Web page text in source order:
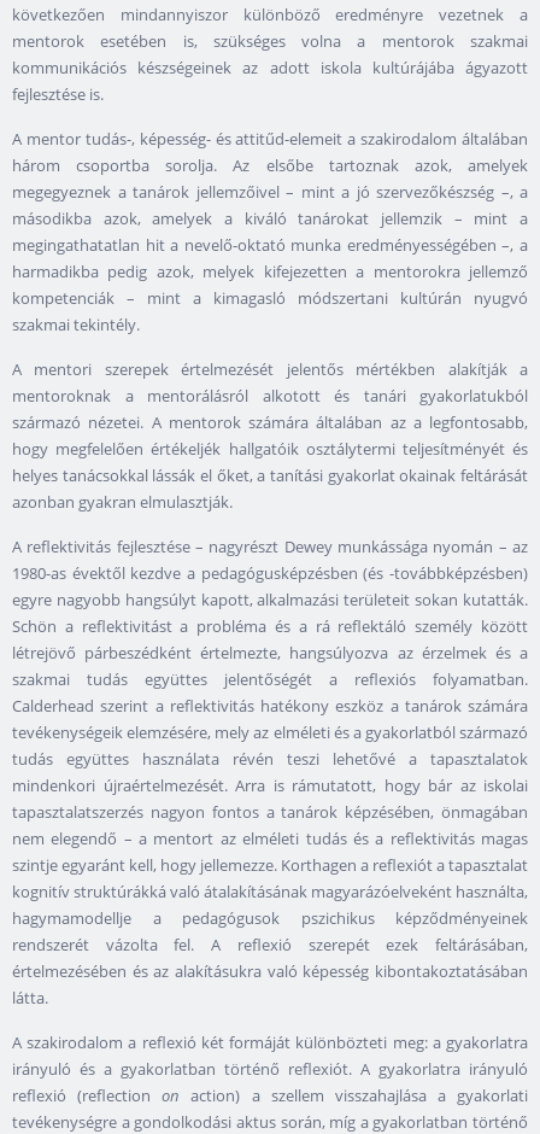
következően mindannyiszor különböző eredményre vezetnek a
mentorok esetében is, szükséges volna a mentorok szakmai
kommunikációs készségeinek az adott iskola kultúrájába ágyazott
fejlesztése is.
A mentor tudás-, képesség- és attitűd-elemeit a szakirodalom általában
három csoportba sorolja. Az elsőbe tartoznak azok, amelyek
megegyeznek a tanárok jellemzőivel – mint a jó szervezőkészség –, a
másodikba azok, amelyek a kiváló tanárokat jellemzik – mint a
megingathatatlan hit a nevelő-oktató munka eredményességében –, a
harmadikba pedig azok, melyek kifejezetten a mentorokra jellemző
kompetenciák – mint a kimagasló módszertani kultúrán nyugvó
szakmai tekintély.
A mentori szerepek értelmezését jelentős mértékben alakítják a
mentoroknak a mentorálásról alkotott és tanári gyakorlatukból
származó nézetei. A mentorok számára általában az a legfontosabb,
hogy megfelelően értékeljék hallgatóik osztálytermi teljesítményét és
helyes tanácsokkal lássák el őket, a tanítási gyakorlat okainak feltárását
azonban gyakran elmulasztják.
A reflektivitás fejlesztése – nagyrészt Dewey munkássága nyomán – az
1980-as évektől kezdve a pedagógusképzésben (és -továbbképzésben)
egyre nagyobb hangsúlyt kapott, alkalmazási területeit sokan kutatták.
Schön a reflektivitást a probléma és a rá reflektáló személy között
létrejövő párbeszédként értelmezte, hangsúlyozva az érzelmek és a
szakmai tudás együttes jelentőségét a reflexiós folyamatban.
Calderhead szerint a reflektivitás hatékony eszköz a tanárok számára
tevékenységeik elemzésére, mely az elméleti és a gyakorlatból származó
tudás együttes használata révén teszi lehetővé a tapasztalatok
mindenkori újraértelmezését. Arra is rámutatott, hogy bár az iskolai
tapasztalatszerzés nagyon fontos a tanárok képzésében, önmagában
nem elegendő – a mentort az elméleti tudás és a reflektivitás magas
szintje egyaránt kell, hogy jellemezze. Korthagen a reflexiót a tapasztalat
kognitív struktúrákká való átalakításának magyarázóelveként használta,
hagymamodellje a pedagógusok pszichikus képződményeinek
rendszerét vázolta fel. A reflexió szerepét ezek feltárásában,
értelmezésében és az alakításukra való képesség kibontakoztatásában
látta.
A szakirodalom a reflexió két formáját különbözteti meg: a gyakorlatra
irányuló és a gyakorlatban történő reflexiót. A gyakorlatra irányuló
reflexió (reflectionon action) a szellem visszahajlása a gyakorlati
tevékenységre a gondolkodási aktus során, míg a gyakorlatban történő